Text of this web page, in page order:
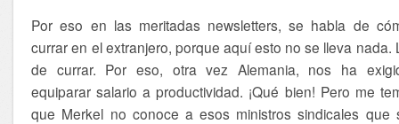
Por eso en las meritadas newsletters, se habla de
currar en el extranjero, porque aquí esto no se lleva nada.
de currar. Por eso, otra vez Alemania, nos ha
equiparar salario a productividad. ¡Qué bien! Pero me
que Merkel no conoce a esos ministros sindicales que